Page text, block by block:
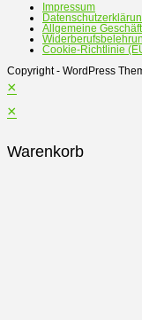
Impressum
Allgemeine
Cookie-Richtlinie
Copyright - WordPress
×
×
Warenkorb